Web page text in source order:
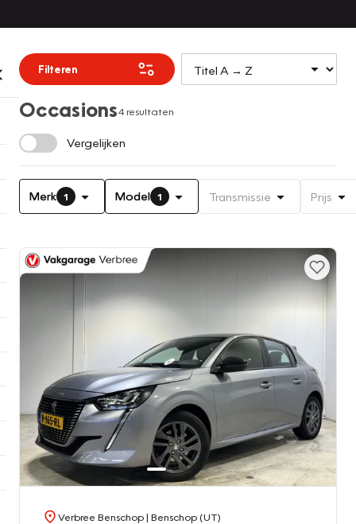
Filteren
Occasions4 resultaten
Vergelijken
Merk 1 Model 1 Transmissie Prijs
Verbree Benschop| Benschop (UT)